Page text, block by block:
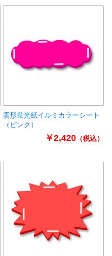
雲形蛍光紙イルミカラーシート
（ピンク）
￥2,420（税込）